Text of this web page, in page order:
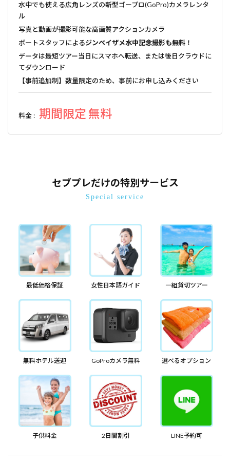
水中でも使える広角レンズの新型ゴープロ(GoPro)カメラレンタ
ル
写真と動画が撮影可能な高画質アクションカメラ
ボートスタッフによるジンベイザメ水中記念撮影も無料 ！
データは最短ツアー当日にスマホへ転送、または後日クラウドに
てダウンロード
【事前追加制】数量限定のため、事前にお申し込みください
料金 : 期間限定 無料
セブプレだけの特別サービス
Special service
最低価格保証 女性日本語ガイド 一組貸切ツアー
無料ホテル送迎 GoProカメラ無料 選べるオプション
子供料金 2日間割引 LINE予約可